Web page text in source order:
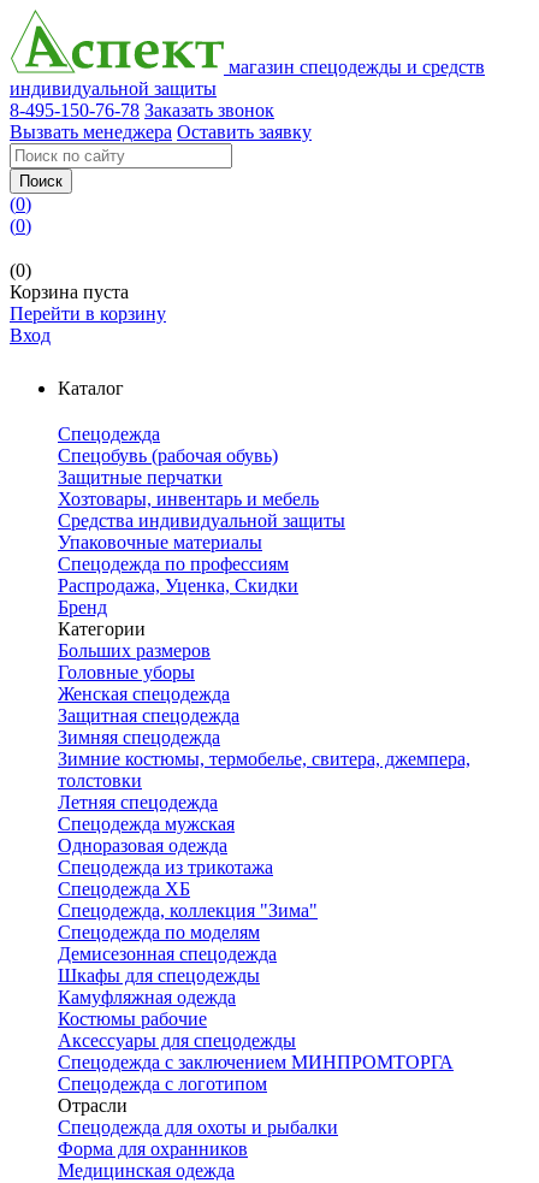
магазин спецодежды и средств
индивидуальной защиты
8-495-150-76-78 Заказать звонок
Вызвать менеджера Оставить заявку
Поиск
(0)
(0)
(0)
Корзина пуста
Перейти в корзину
Вход
Каталог
Спецодежда
Спецобувь (рабочая обувь)
Защитные перчатки
Хозтовары, инвентарь и мебель
Средства индивидуальной защиты
Упаковочные материалы
Спецодежда по профессиям
Распродажа, Уценка, Скидки
Бренд
Категории
Больших размеров
Головные уборы
Женская спецодежда
Защитная спецодежда
Зимняя спецодежда
Зимние костюмы, термобелье, свитера, джемпера,
толстовки
Летняя спецодежда
Спецодежда мужская
Одноразовая одежда
Спецодежда из трикотажа
Спецодежда ХБ
Спецодежда, коллекция "Зима"
Спецодежда по моделям
Демисезонная спецодежда
Шкафы для спецодежды
Камуфляжная одежда
Костюмы рабочие
Аксессуары для спецодежды
Спецодежда с заключением МИНПРОМТОРГА
Спецодежда с логотипом
Отрасли
Спецодежда для охоты и рыбалки
Форма для охранников
Медицинская одежда